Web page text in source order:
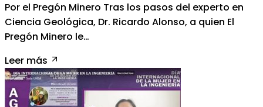
Por el Pregón Minero Tras los pasos del experto en
Ciencia Geológica, Dr. Ricardo Alonso, a quien El
Pregón Minero le…
Leer más